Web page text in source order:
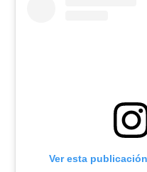
Ver esta